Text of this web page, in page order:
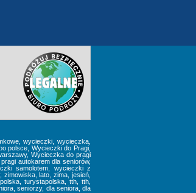
wycieczki, wycieczka,
polsce, Wycieczki do Pragi,
Wycieczka do pragi
autokarem dla seniorów,
samolotem, wycieczki z
lato, zima, jesień,
turystapolska, tth, tth,
seniorzy, dla seniora, dla